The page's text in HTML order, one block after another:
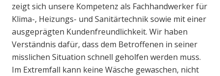
zeigt sich unsere Kompetenz als Fachhandwerker für
Klima-, Heizungs- und Sanitärtechnik sowie mit einer
ausgeprägten Kundenfreundlichkeit. Wir haben
Verständnis dafür, dass dem Betroffenen in seiner
misslichen Situation schnell geholfen werden muss.
Im Extremfall kann keine Wäsche gewaschen, nicht